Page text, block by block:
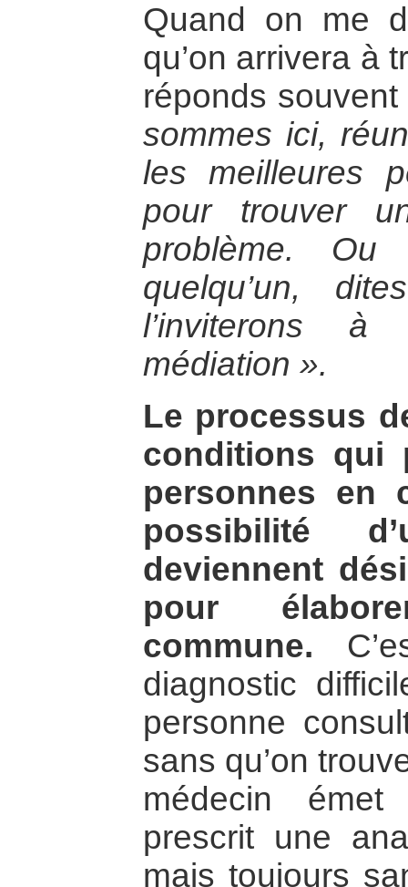
Quand on me
qu’on arrivera à
réponds
sommes ici,
les meilleures
pour trouver
problème. Ou
quelqu’un,
l’inviterons
médiation ».
Le processus
conditions qui
personnes en
possibilité
deviennent
pour
commune.
diagnostic
personne
sans qu’on
médecin
prescrit une
mais toujours